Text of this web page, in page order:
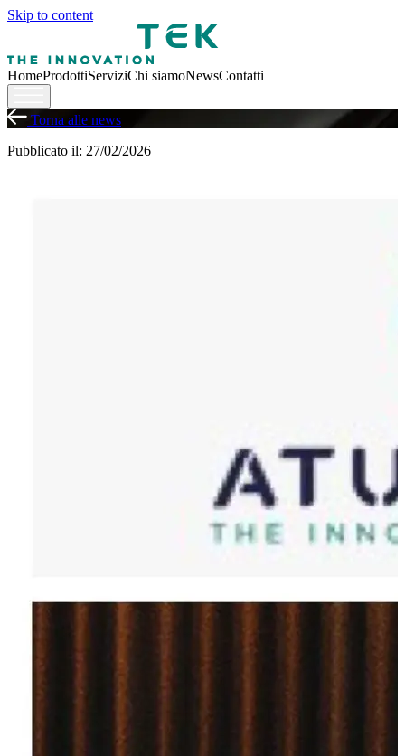
Skip to content
HomeProdottiServiziChi siamoNewsContatti
Torna alle news
Pubblicato il: 27/02/2026